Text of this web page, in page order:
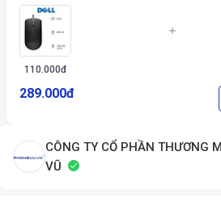
110.000đ
289.000đ
CÔNG TY CỔ PHẦN THƯƠNG
VŨ